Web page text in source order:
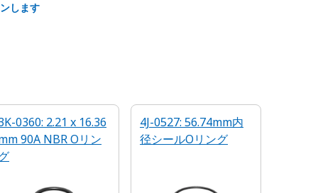
します
0360: 2.21 x 16.36
90A NBR Oリン
4J-0527: 56.74mm内
径シールOリング